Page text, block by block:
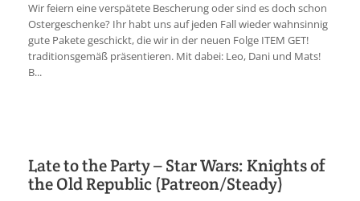
Wir feiern eine verspätete Bescherung oder sind es doch schon
Ostergeschenke? Ihr habt uns auf jeden Fall wieder wahnsinnig
gute Pakete geschickt, die wir in der neuen Folge ITEM GET!
traditionsgemäß präsentieren. Mit dabei: Leo, Dani und Mats!
B...
Late to the Party – Star Wars: Knights of
the Old Republic (Patreon/Steady)